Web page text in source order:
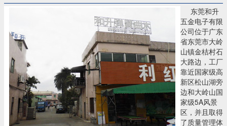
东莞和升
五金电子有限
公司位于广东
省东莞市大岭
山镇金桔村石
大路边，工厂
靠近国家级高
新区松山湖旁
边和大岭山国
家级5A风景
区，并且取得
了质量管理体